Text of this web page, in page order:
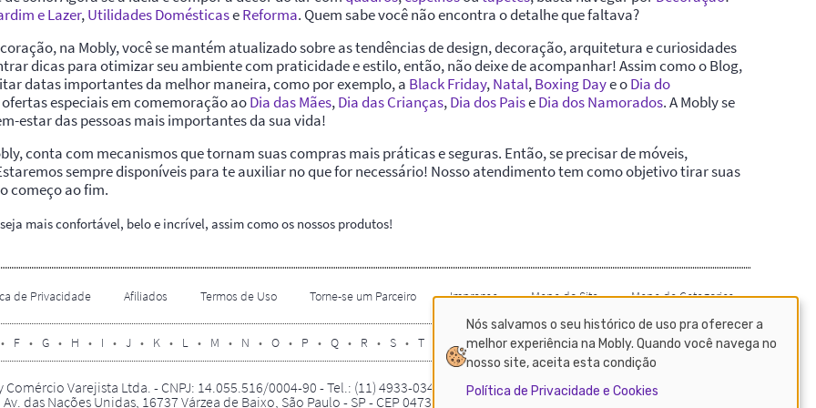
Nós salvamos o seu histórico de uso pra oferecer a
melhor experiência na Mobly. Quando você navega no
nosso site, aceita esta condição
Política de Privacidade e Cookies